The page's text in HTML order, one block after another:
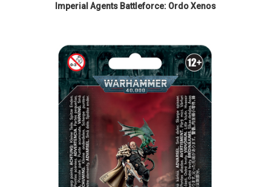
Imperial Agents Battleforce: Ordo Xenos